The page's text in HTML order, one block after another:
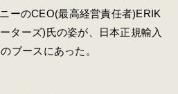
ーのCEO(最高経営責任者)ERIK
ターズ)氏の姿が、日本正規輸入
ブースにあった。